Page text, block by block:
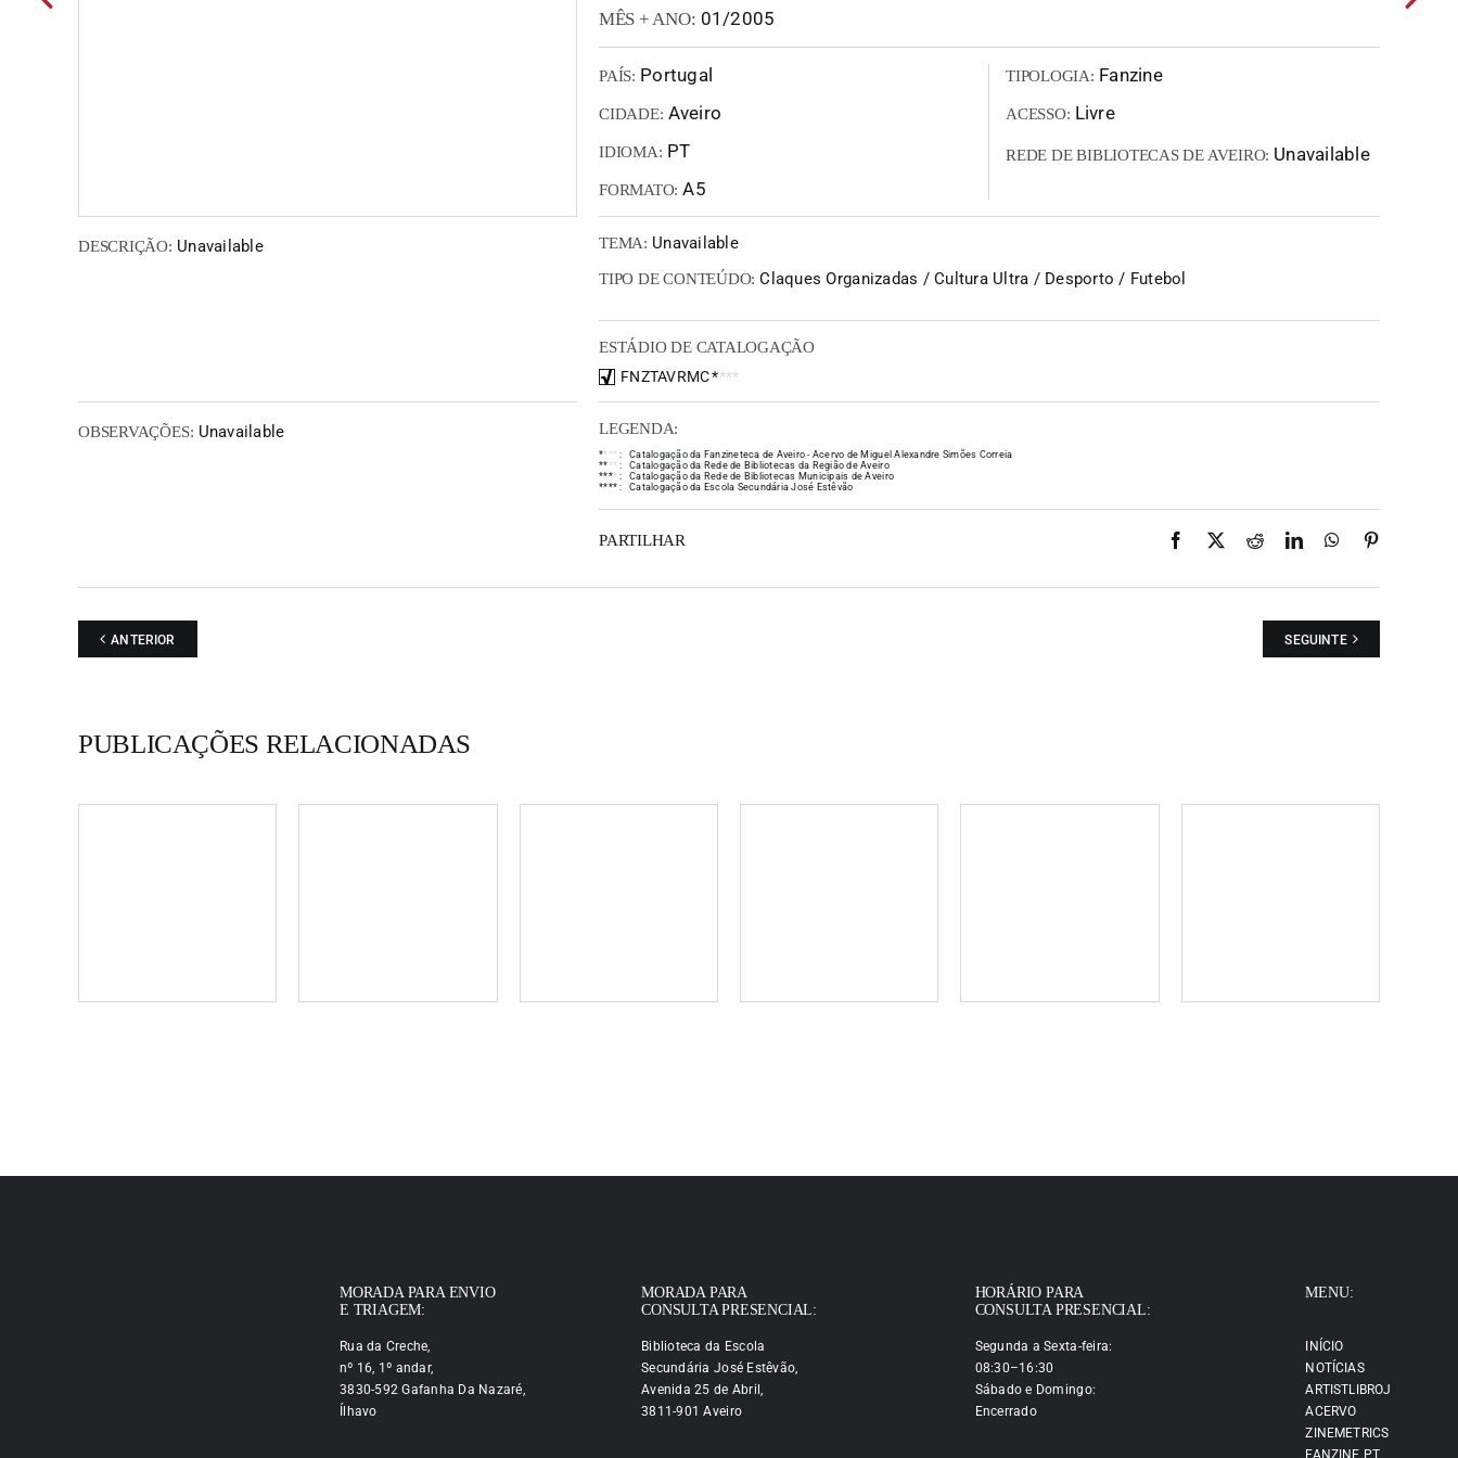
MÊS + ANO: 01/2005
PAÍS: Portugal
CIDADE: Aveiro
IDIOMA: PT
FORMATO: A5
TIPOLOGIA: Fanzine
ACESSO: Livre
REDE DE BIBLIOTECAS DE AVEIRO: Unavailable
DESCRIÇÃO: Unavailable TEMA: Unavailable
TIPO DE CONTEÚDO: Claques Organizadas / Cultura Ultra / Desporto / Futebol
ESTÁDIO DE CATALOGAÇÃO
FNZTAVRMC****
OBSERVAÇÕES: Unavailable LEGENDA:
** * * :
Catalogação da Fanzineteca de Aveiro - Acervo de Miguel Alexandre Simões Correia
** * * :
Catalogação da Rede de Bibliotecas da Região de Aveiro
**** :
Catalogação da Rede de Bibliotecas Municipais de Aveiro
**** : Catalogação da Escola Secundária José Estêvão
PARTILHAR Facebook
X RedditLinkedInWhatsApp
ANTERIOR SEGUINTE
PUBLICAÇÕES RELACIONADAS
MORADA PARA ENVIO
E TRIAGEM:
Rua da Creche,
nº 16, 1º andar,
3830-592 Gafanha Da Nazaré,
Ílhavo
MORADA PARA
CONSULTA PRESENCIAL:
Biblioteca da Escola
Secundária José Estêvão,
Avenida 25 de Abril,
3811-901 Aveiro
HORÁRIO PARA
CONSULTA PRESENCIAL:
Segunda a Sexta-feira:
08:30–16:30
Sábado e Domingo:
Encerrado
MENU:
INÍCIO
NOTÍCIAS
ARTISTLIBROJ
ACERVO
ZINEMETRICS